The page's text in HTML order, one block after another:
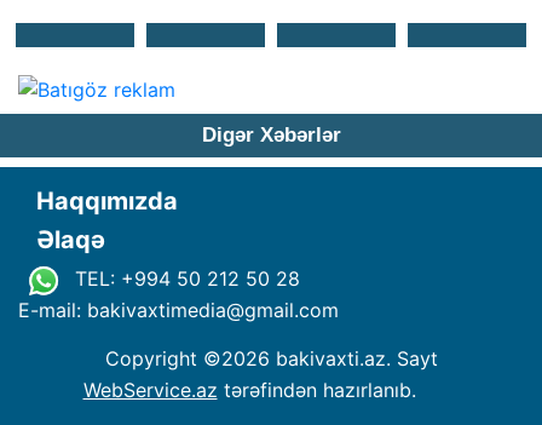
Digər Xəbərlər
Haqqımızda
Əlaqə
TEL: +994 50 212 50 28
E-mail: bakivaxtimedia@gmail.com
Copyright ©2026 bakivaxti.az. Sayt
WebService.az tərəfindən hazırlanıb.